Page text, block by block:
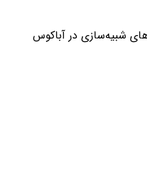
شبیه‌سازی در آباکوس